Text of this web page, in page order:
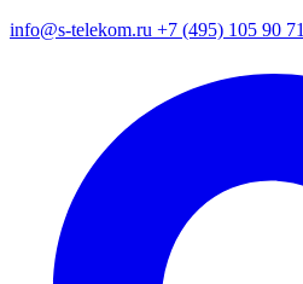
info@s-telekom.ru +7 (495) 105 90 71